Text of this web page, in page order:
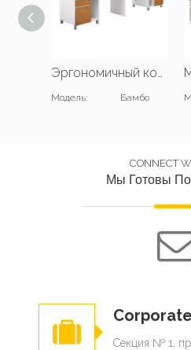
Эргономичный компьютерный стол для рабочей станции
Модель: Бамбо
CONNECT
Мы Готовы
Секция № 1,